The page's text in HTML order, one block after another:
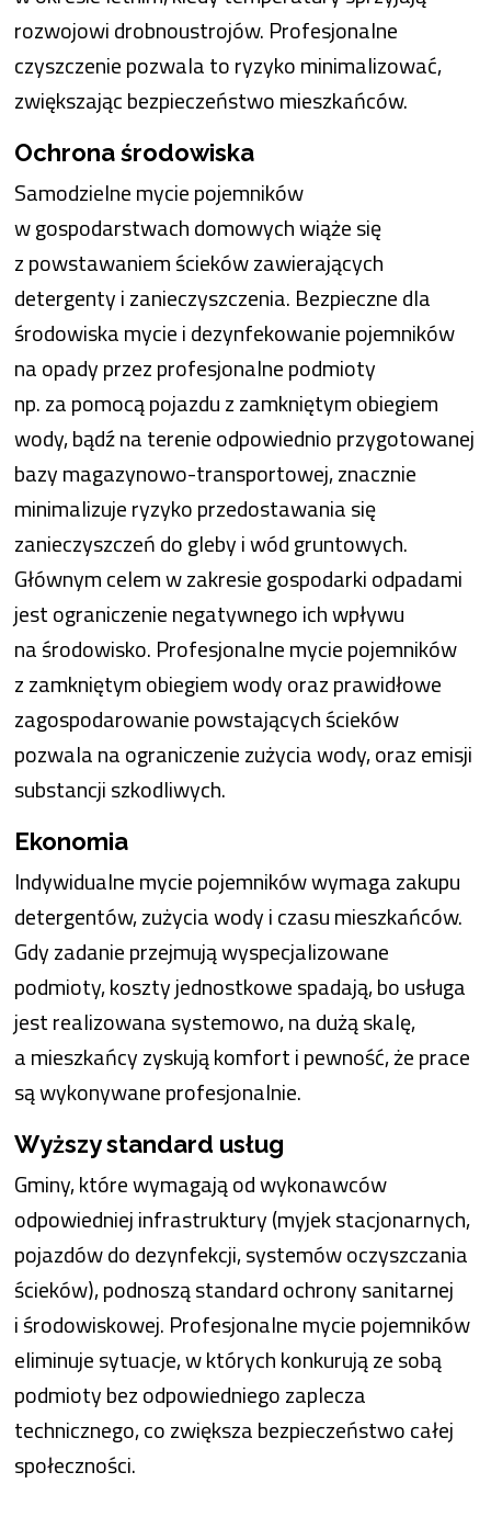
rozwojowi drobnoustrojów. Profesjonalne
czyszczenie pozwala to ryzyko minimalizować,
zwiększając bezpieczeństwo mieszkańców.
Ochrona środowiska
Samodzielne mycie pojemników
w gospodarstwach domowych wiąże się
z powstawaniem ścieków zawierających
detergenty i zanieczyszczenia. Bezpieczne dla
środowiska mycie i dezynfekowanie pojemników
na opady przez profesjonalne podmioty
np. za pomocą pojazdu z zamkniętym obiegiem
wody, bądź na terenie odpowiednio przygotowanej
bazy magazynowo-transportowej, znacznie
minimalizuje ryzyko przedostawania się
zanieczyszczeń do gleby i wód gruntowych.
Głównym celem w zakresie gospodarki odpadami
jest ograniczenie negatywnego ich wpływu
na środowisko. Profesjonalne mycie pojemników
z zamkniętym obiegiem wody oraz prawidłowe
zagospodarowanie powstających ścieków
pozwala na ograniczenie zużycia wody, oraz emisji
substancji szkodliwych.
Ekonomia
Indywidualne mycie pojemników wymaga zakupu
detergentów, zużycia wody i czasu mieszkańców.
Gdy zadanie przejmują wyspecjalizowane
podmioty, koszty jednostkowe spadają, bo usługa
jest realizowana systemowo, na dużą skalę,
a mieszkańcy zyskują komfort i pewność, że prace
są wykonywane profesjonalnie.
Wyższy standard usług
Gminy, które wymagają od wykonawców
odpowiedniej infrastruktury (myjek stacjonarnych,
pojazdów do dezynfekcji, systemów oczyszczania
ścieków), podnoszą standard ochrony sanitarnej
i środowiskowej. Profesjonalne mycie pojemników
eliminuje sytuacje, w których konkurują ze sobą
podmioty bez odpowiedniego zaplecza
technicznego, co zwiększa bezpieczeństwo całej
społeczności.